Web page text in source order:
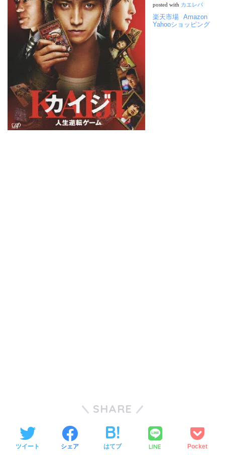
posted with カエレバ
楽天市場 Amazon
Yahooショッピング
SHARE
ツイート シェア はてブ LINE Pocket